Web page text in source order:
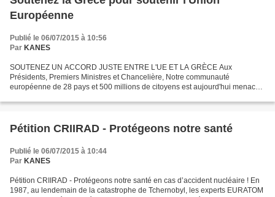
Européenne
Publié le 06/07/2015 à 10:56
Par KANES
SOUTENEZ UN ACCORD JUSTE ENTRE L'UE ET LA GRÈCE Aux
Présidents, Premiers Ministres et Chancelière, Notre communauté
européenne de 28 pays et 500 millions de citoyens est aujourd'hui menacée
Pétition CRIIRAD - Protégeons notre santé
Publié le 06/07/2015 à 10:44
Par KANES
Pétition CRIIRAD - Protégeons notre santé en cas d’accident nucléaire ! En
1987, au lendemain de la catastrophe de Tchernobyl, les experts EURATOM